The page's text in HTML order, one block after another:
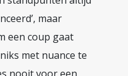
maar
een coup gaat
met nuance te